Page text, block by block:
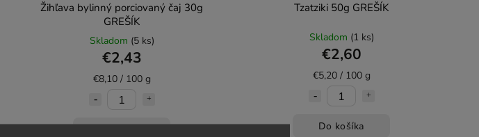
Žihľava bylinný porciovaný čaj 30g
GREŠÍK
Skladom (5 ks)
€2,43
€8,10 / 100 g
Tzatziki 50g GREŠÍK
Skladom (1 ks)
€2,60
€5,20 / 100 g
Do košíka